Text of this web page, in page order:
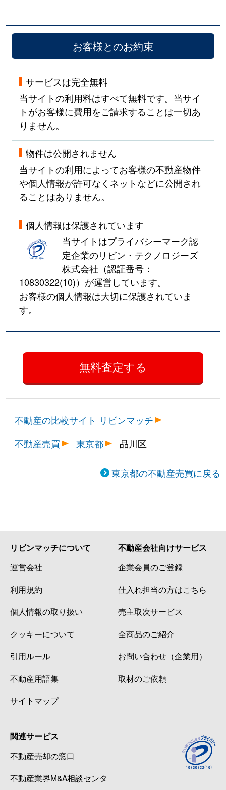
お客様とのお約束
サービスは完全無料
当サイトの利用料はすべて無料です。当サイ
トがお客様に費用をご請求することは一切あ
りません。
物件は公開されません
当サイトの利用によってお客様の不動産物件
や個人情報が許可なくネットなどに公開され
ることはありません。
個人情報は保護されています
当サイトはプライバシーマーク認
定企業のリビン・テクノロジーズ
株式会社（認証番号：
10830322(10)）が運営しています。
お客様の個人情報は大切に保護されていま
す。
不動産の比較サイト リビンマッチ
不動産売買
東京都 品川区
東京都の不動産売買に戻る
リビンマッチについて
運営会社
利用規約
個人情報の取り扱い
クッキーについて
引用ルール
不動産用語集
サイトマップ
不動産会社向けサービス
企業会員のご登録
仕入れ担当の方はこちら
売主取次サービス
全商品のご紹介
お問い合わせ（企業用）
取材のご依頼
関連サービス
不動産売却の窓口
不動産業界M&A相談センタ